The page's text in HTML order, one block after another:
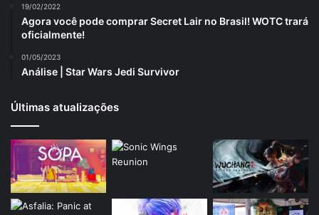
19/02/2022
Agora você pode comprar Secret Lair no Brasil! WOTC trará
oficialmente!
01/05/2023
Análise | Star Wars Jedi Survivor
Últimas atualizações